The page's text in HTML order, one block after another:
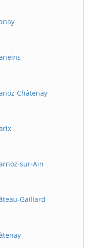
Châtenay
sur-Ain
Gaillard